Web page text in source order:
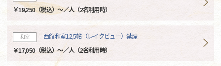
￥19,250（税込）～／人（2名利用時）
和室 西館和室12,5帖（レイクビュー）禁煙
￥17,050（税込）～／人（2名利用時）